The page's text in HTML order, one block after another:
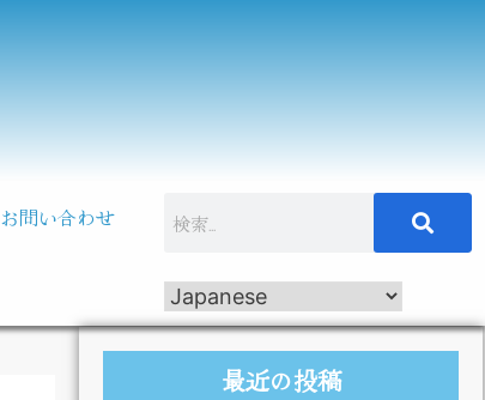
お問い合わせ
最近の投稿